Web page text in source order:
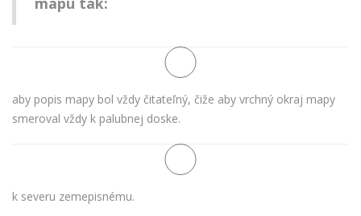
aby popis mapy bol vždy čitateľný, čiže aby vrchný okraj mapy
smeroval vždy k palubnej doske.
k severu zemepisnému.